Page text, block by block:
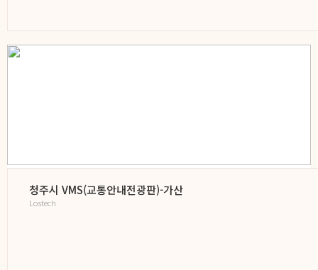
청주시 VMS(교통안내전광판)-가산
Lostech